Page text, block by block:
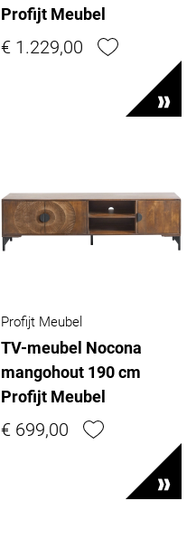
Profijt Meubel
€ 1.229,00
Profijt Meubel
TV-meubel Nocona
mangohout 190 cm
Profijt Meubel
€ 699,00